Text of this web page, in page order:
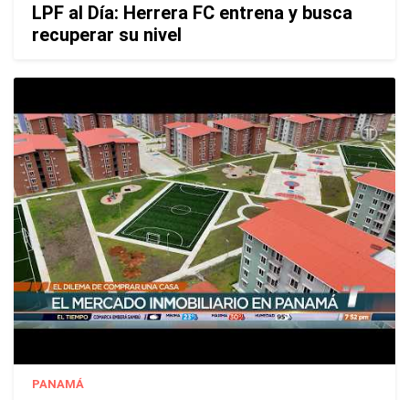
LPF al Día: Herrera FC entrena y busca
recuperar su nivel
PANAMÁ